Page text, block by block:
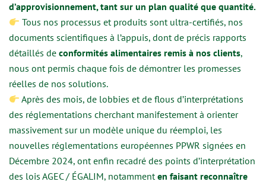
d’approvisionnement, tant sur un plan qualité que quantité.
Tous nos processus et produits sont ultra-certifiés, nos
documents scientifiques à l’appuis, dont de précis rapports
détaillés de conformités alimentaires remis à nos clients,
nous ont permis chaque fois de démontrer les promesses
réelles de nos solutions.
Après des mois, de lobbies et de flous d’interprétations
des réglementations cherchant manifestement à orienter
massivement sur un modèle unique du réemploi, les
nouvelles réglementations européennes PPWR signées en
Décembre 2024, ont enfin recadré des points d’interprétation
des lois AGEC / ÉGALIM, notammenten faisant reconnaître